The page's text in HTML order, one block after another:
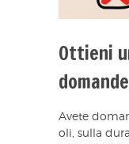
Ottieni
Avete
oli, sulla